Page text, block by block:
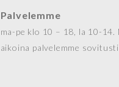
Palvelemme
ma-pe klo 10 – 18, la 10-14.
aikoina palvelemme